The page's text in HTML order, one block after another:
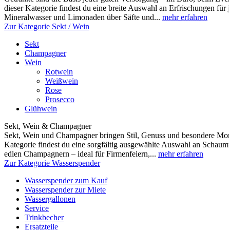
dieser Kategorie findest du eine breite Auswahl an Erfrischungen für
Mineralwasser und Limonaden über Säfte und... mehr erfahren
Zur Kategorie Sekt / Wein
Sekt
Champagner
Wein
Rotwein
Weißwein
Rose
Prosecco
Glühwein
Sekt, Wein & Champagner
Sekt, Wein und Champagner bringen Stil, Genuss und besondere
Kategorie findest du eine sorgfältig ausgewählte Auswahl an
edlen Champagnern – ideal für Firmenfeiern,... mehr erfahren
Zur Kategorie Wasserspender
Wasserspender zum Kauf
Wasserspender zur Miete
Wassergallonen
Service
Trinkbecher
Ersatzteile